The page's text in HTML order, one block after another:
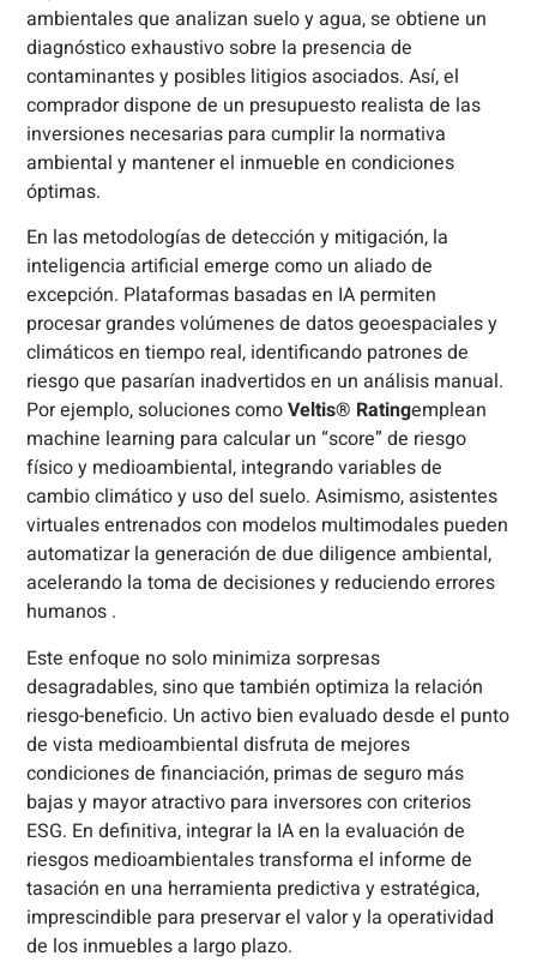
ambientales que analizan suelo y agua, se obtiene un
diagnóstico exhaustivo sobre la presencia de
contaminantes y posibles litigios asociados. Así, el
comprador dispone de un presupuesto realista de las
inversiones necesarias para cumplir la normativa
ambiental y mantener el inmueble en condiciones
óptimas.
En las metodologías de detección y mitigación, la
inteligencia artificial emerge como un aliado de
excepción. Plataformas basadas en IA permiten
procesar grandes volúmenes de datos geoespaciales y
climáticos en tiempo real, identificando patrones de
riesgo que pasarían inadvertidos en un análisis manual.
Por ejemplo, soluciones comoVeltis® Ratingemplean
machine learning para calcular un “score” de riesgo
físico y medioambiental, integrando variables de
cambio climático y uso del suelo. Asimismo, asistentes
virtuales entrenados con modelos multimodales pueden
automatizar la generación de due diligence ambiental,
acelerando la toma de decisiones y reduciendo errores
humanos .
Este enfoque no solo minimiza sorpresas
desagradables, sino que también optimiza la relación
riesgo-beneficio. Un activo bien evaluado desde el punto
de vista medioambiental disfruta de mejores
condiciones de financiación, primas de seguro más
bajas y mayor atractivo para inversores con criterios
ESG. En definitiva, integrar la IA en la evaluación de
riesgos medioambientales transforma el informe de
tasación en una herramienta predictiva y estratégica,
imprescindible para preservar el valor y la operatividad
de los inmuebles a largo plazo.